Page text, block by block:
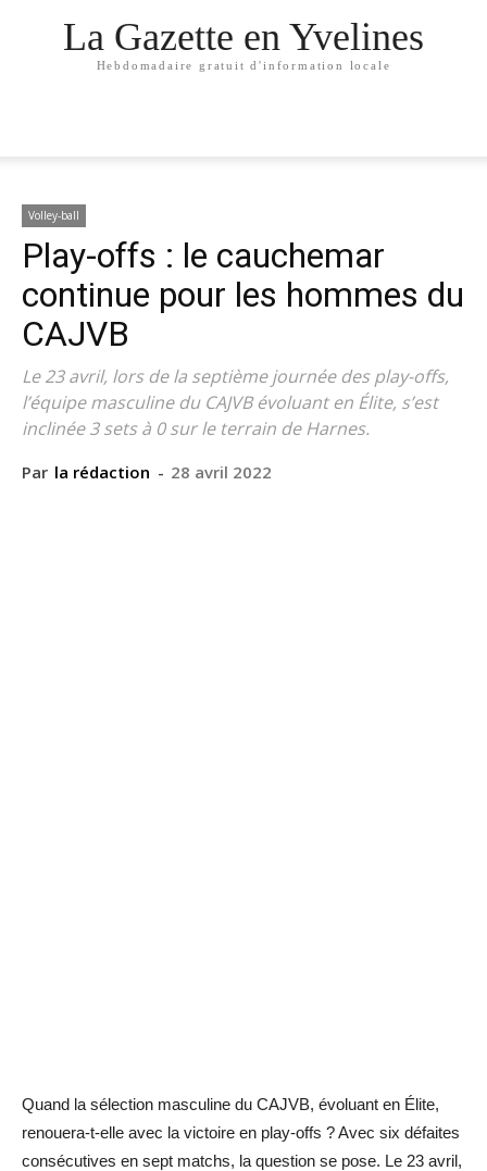
La Gazette en Yvelines
Hebdomadaire gratuit d'information locale
Volley-ball
Play-offs : le cauchemar
continue pour les hommes du
CAJVB
Le 23 avril, lors de la septième journée des play-offs,
l’équipe masculine du CAJVB évoluant en Élite, s’est
inclinée 3 sets à 0 sur le terrain de Harnes.
Par la rédaction - 28 avril 2022
Quand la sélection masculine du CAJVB, évoluant en Élite,
renouera-t-elle avec la victoire en play-offs ? Avec six défaites
consécutives en sept matchs, la question se pose. Le 23 avril,